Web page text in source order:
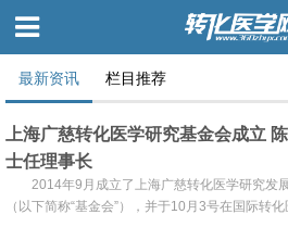
最新资讯 栏目推荐
上海广慈转化医学研究基金会成立
士任理事长
2014年9月成立了上海广慈转化医学研究发
（以下简称“基金会”），并于10月3号在国际转